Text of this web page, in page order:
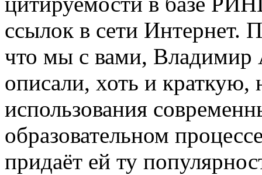
ссылок в сети Интернет.
что мы с вами, Владимир
описали, хоть и краткую,
использования
образовательном
придаёт ей ту